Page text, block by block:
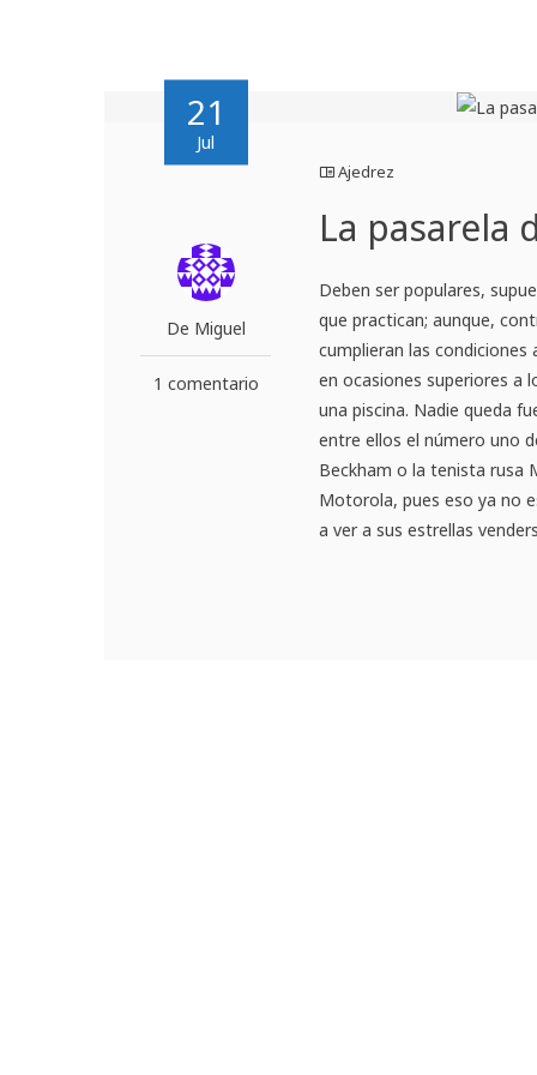
21
Jul
De Miguel
1 comentario
Ajedrez
La pasarela
Deben ser populares,
que practican; aunque,
cumplieran las
en ocasiones superiores a
una piscina. Nadie queda
entre ellos el número uno
Beckham o la tenista rusa
Motorola, pues eso ya no
a ver a sus estrellas